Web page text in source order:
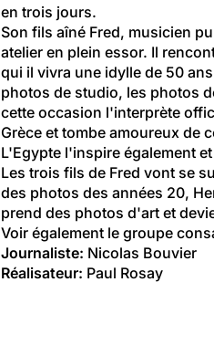
en trois jours.
Son fils aîné Fred, musicien
atelier en plein essor. Il
qui il vivra une idylle de 50
photos de studio, les photos
cette occasion l'interprète
Grèce et tombe amoureux de
L'Egypte l'inspire également
Les trois fils de Fred vont se
des photos des années 20,
prend des photos d'art et
Voir également le groupe
Journaliste: Nicolas Bouvier
Réalisateur: Paul Rosay